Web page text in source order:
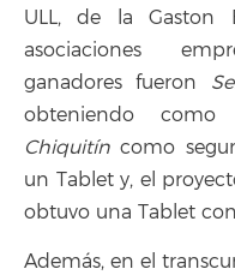
ULL, de la Gaston
asociaciones
ganadores fueron
obteniendo
Chiquitíncomo
un Tablet y, el
obtuvo una Tablet
Además, en el